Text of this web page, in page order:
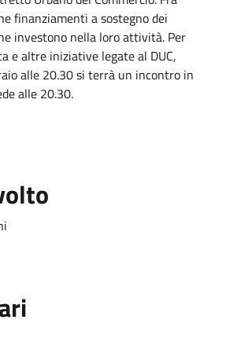
finanziamenti a sostegno dei
investono nella loro attività. Per
e altre iniziative legate al DUC,
alle 20.30 si terrà un incontro in
alle 20.30.